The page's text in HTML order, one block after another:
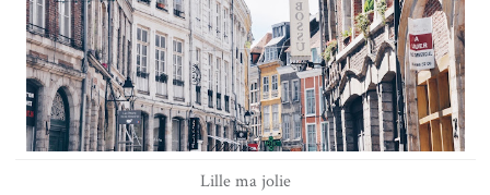
Lille ma jolie